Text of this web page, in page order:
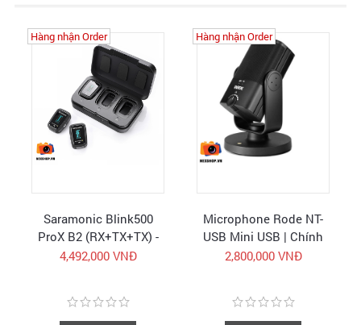
Saramonic Blink500
ProX B2 (RX+TX+TX) -
Micro không dây - Hàng
4,492,000 VNĐ
Hàng nhận Order
Microphone Rode NT-
USB Mini USB | Chính
hãng
2,800,000 VNĐ
Hàng nhận Order